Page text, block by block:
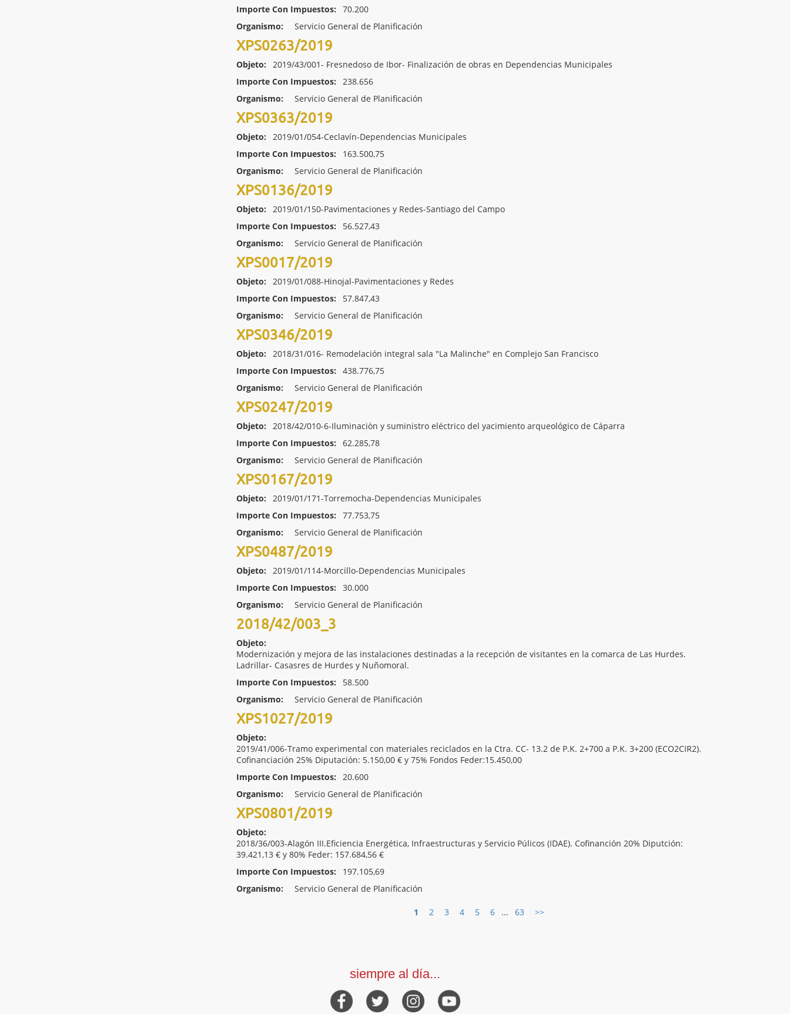
Importe Con Impuestos:
70.200
Organismo:
Servicio General de Planificación
XPS0263/2019
Objeto:
2019/43/001- Fresnedoso de Ibor- Finalización de obras en Dependencias Municipales
Importe Con Impuestos:
238.656
Organismo:
Servicio General de Planificación
XPS0363/2019
Objeto:
2019/01/054-Ceclavín-Dependencias Municipales
Importe Con Impuestos:
163.500,75
Organismo:
Servicio General de Planificación
XPS0136/2019
Objeto:
2019/01/150-Pavimentaciones y Redes-Santiago del Campo
Importe Con Impuestos:
56.527,43
Organismo:
Servicio General de Planificación
XPS0017/2019
Objeto:
2019/01/088-Hinojal-Pavimentaciones y Redes
Importe Con Impuestos:
57.847,43
Organismo:
Servicio General de Planificación
XPS0346/2019
Objeto:
2018/31/016- Remodelación integral sala "La Malinche" en Complejo San Francisco
Importe Con Impuestos:
438.776,75
Organismo:
Servicio General de Planificación
XPS0247/2019
Objeto:
2018/42/010-6-Iluminaciòn y suministro eléctrico del yacimiento arqueológico de Cáparra
Importe Con Impuestos:
62.285,78
Organismo:
Servicio General de Planificación
XPS0167/2019
Objeto:
2019/01/171-Torremocha-Dependencias Municipales
Importe Con Impuestos:
77.753,75
Organismo:
Servicio General de Planificación
XPS0487/2019
Objeto:
2019/01/114-Morcillo-Dependencias Municipales
Importe Con Impuestos:
30.000
Organismo:
Servicio General de Planificación
2018/42/003_3
Objeto:
Modernización y mejora de las instalaciones destinadas a la recepción de visitantes en la comarca de Las Hurdes.
Ladrillar- Casasres de Hurdes y Nuñomoral.
Importe Con Impuestos:
58.500
Organismo:
Servicio General de Planificación
XPS1027/2019
Objeto:
2019/41/006-Tramo experimental con materiales reciclados en la Ctra. CC- 13.2 de P.K. 2+700 a P.K. 3+200 (ECO2CIR2).
Cofinanciación 25% Diputación: 5.150,00 € y 75% Fondos Feder:15.450,00
Importe Con Impuestos:
20.600
Organismo:
Servicio General de Planificación
XPS0801/2019
Objeto:
2018/36/003-Alagón III.Eficiencia Energética, Infraestructuras y Servicio Púlicos (IDAE). Cofinanción 20% Diputción:
39.421,13 € y 80% Feder: 157.684,56 €
Importe Con Impuestos:
197.105,69
Organismo:
Servicio General de Planificación
1 2 3 4 5 6 ... 63 >>
siempre al día...